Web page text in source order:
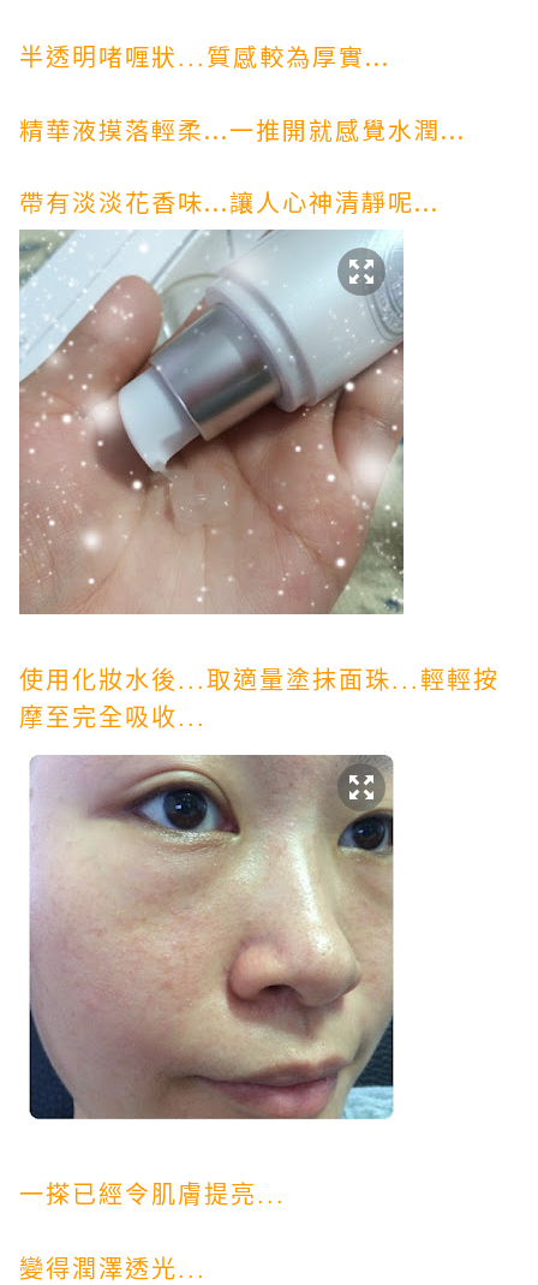
半透明 啫喱狀... 質感較為厚實...
精華液摸落輕柔...一推開就感覺水潤...
帶有淡淡花香味...讓人心神清靜呢...
使用化妝水後...取適量塗抹面珠...輕輕按
摩至完全吸收...
一搽已經令肌膚提亮...
變得潤澤透光...